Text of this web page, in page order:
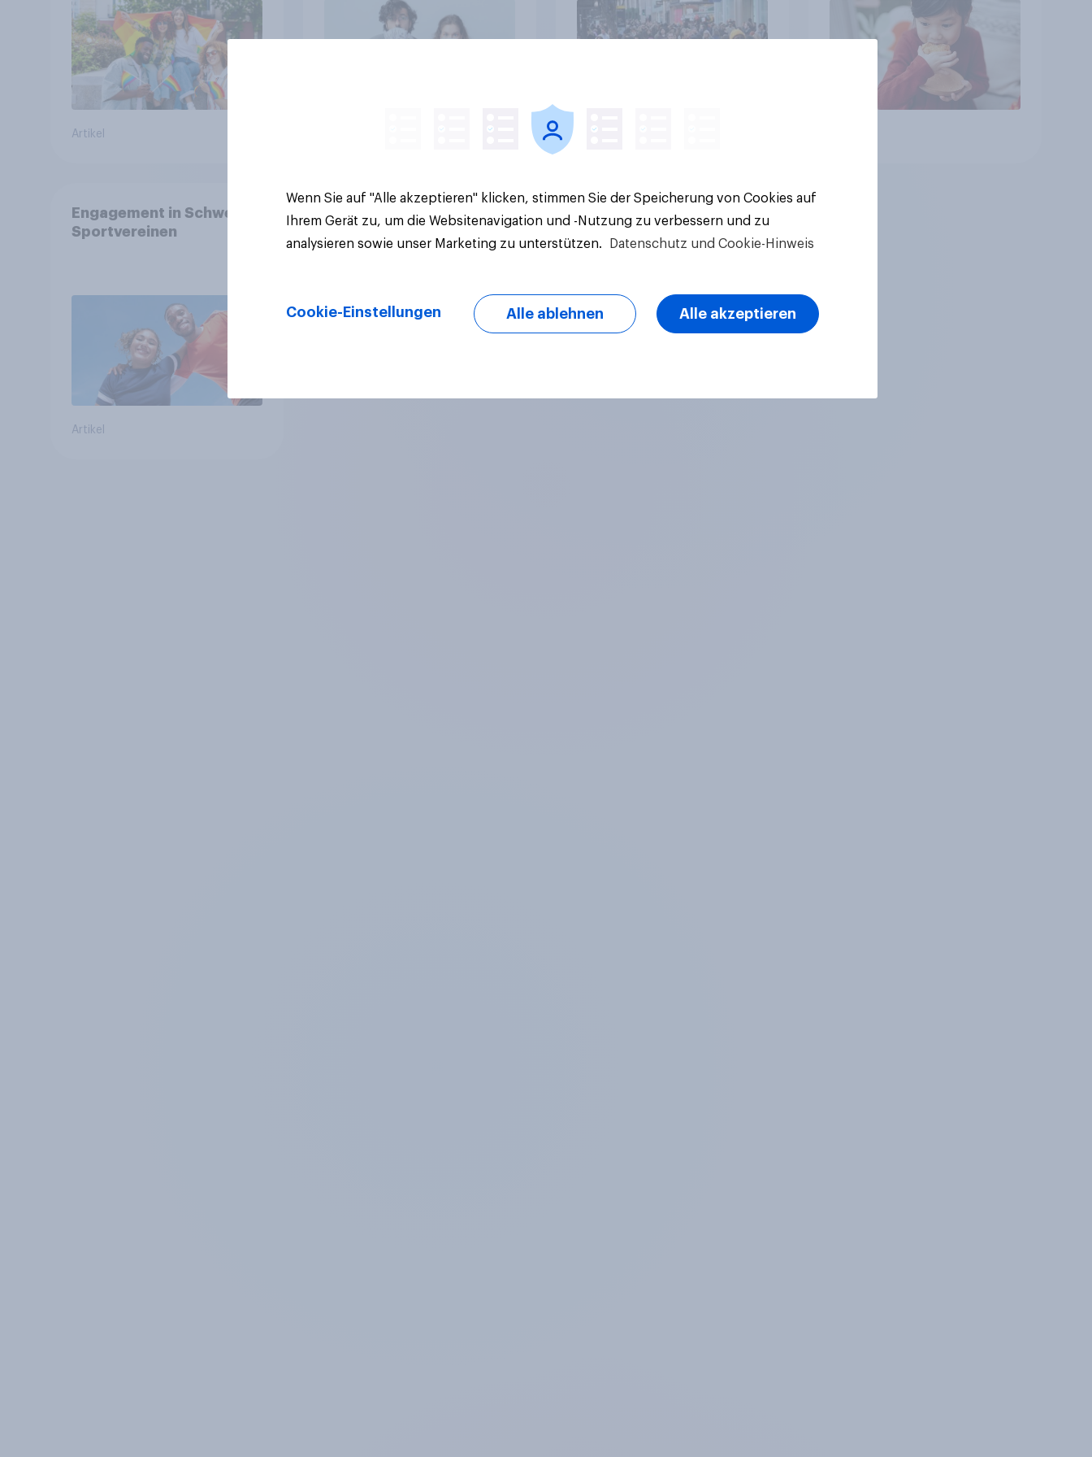
Artikel
Engagement in Schweizer
Sportvereinen
Artikel
Wenn Sie auf "Alle akzeptieren" klicken, stimmen Sie der Speicherung von Cookies auf
Ihrem Gerät zu, um die Websitenavigation und -Nutzung zu verbessern und zu
analysieren sowie unser Marketing zu unterstützen.
Datenschutz und Cookie-Hinweis
Cookie-Einstellungen Alle ablehnen Alle akzeptieren